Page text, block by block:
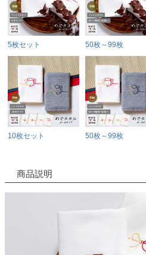
5枚セット 50枚～99枚
10枚セット 50枚～99枚
商品説明